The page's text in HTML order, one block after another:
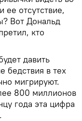
ее отсутствие,
Вот Дональд
кто
давить
бедствия в тех
мигрируют.
800 миллионов
года эта цифра